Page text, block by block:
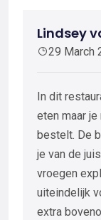
Lindsey
29 March
In dit
eten maar
bestelt. De
je van de
vroegen
uiteindelijk
extra